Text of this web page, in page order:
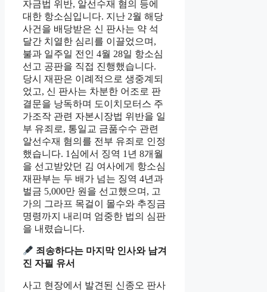
자금법 위반, 알선수재 혐의 등에
대한 항소심입니다. 지난 2월 해당
사건을 배당받은 신 판사는 약 석
달간 치열한 심리를 이끌었으며,
불과 일주일 전인 4월 28일 항소심
선고 공판을 직접 진행했습니다.
당시 재판은 이례적으로 생중계되
었고, 신 판사는 차분한 어조로 판
결문을 낭독하며 도이치모터스 주
가조작 관련 자본시장법 위반을 일
부 유죄로, 통일교 금품수수 관련
알선수재 혐의를 전부 유죄로 인정
했습니다. 1심에서 징역 1년 8개월
을 선고받았던 김 여사에게 항소심
재판부는 두 배가 넘는 징역 4년과
벌금 5,000만 원을 선고했으며, 고
가의 그라프 목걸이 몰수와 추징금
명령까지 내리며 엄중한 법의 심판
을 내렸습니다.
죄송하다는 마지막 인사와 남겨
진 자필 유서
사고 현장에서 발견된 신종오 판사